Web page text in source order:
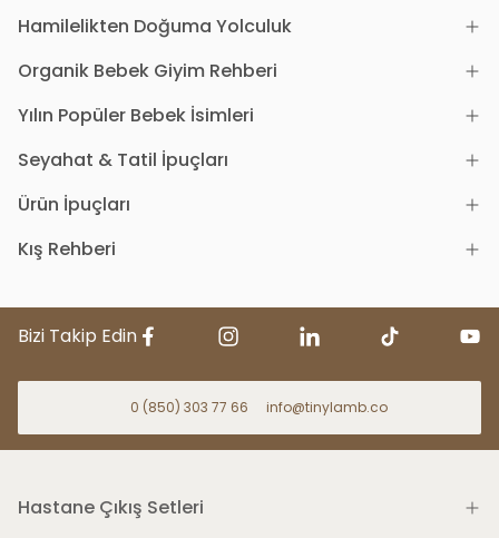
Hamilelikten Doğuma Yolculuk
Organik Bebek Giyim Rehberi
Yılın Popüler Bebek İsimleri
Seyahat & Tatil İpuçları
Ürün İpuçları
Kış Rehberi
Bizi Takip Edin
0 (850) 303 77 66 info@tinylamb.co
Hastane Çıkış Setleri